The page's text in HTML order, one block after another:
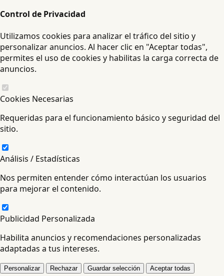
Control de Privacidad
Utilizamos cookies para analizar el tráfico del sitio y
personalizar anuncios. Al hacer clic en "Aceptar todas",
permites el uso de cookies y habilitas la carga correcta de
anuncios.
Cookies Necesarias
Requeridas para el funcionamiento básico y seguridad del
sitio.
Análisis / Estadísticas
Nos permiten entender cómo interactúan los usuarios
para mejorar el contenido.
Publicidad Personalizada
Habilita anuncios y recomendaciones personalizadas
adaptadas a tus intereses.
Personalizar Rechazar Guardar selección Aceptar todas